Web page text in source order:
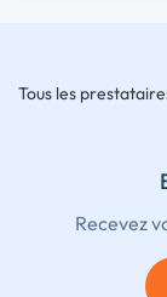
Tous les
Recevez